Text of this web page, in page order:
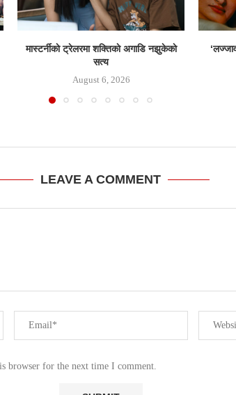
मास्टर्नीकाे ट्रेलरमा शक्तिकाे अगाडि नझुकेकाे
सत्य
August 6, 2026
LEAVE A COMMENT
browser for the next time I comment.